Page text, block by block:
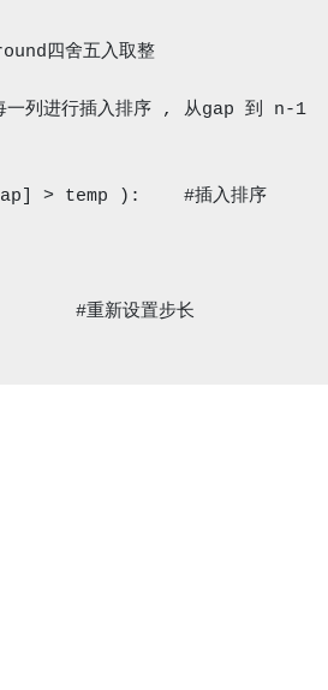
四舍五入取整
进行插入排序 , 从gap 到 n-1
> temp ):    #插入排序
#重新设置步长